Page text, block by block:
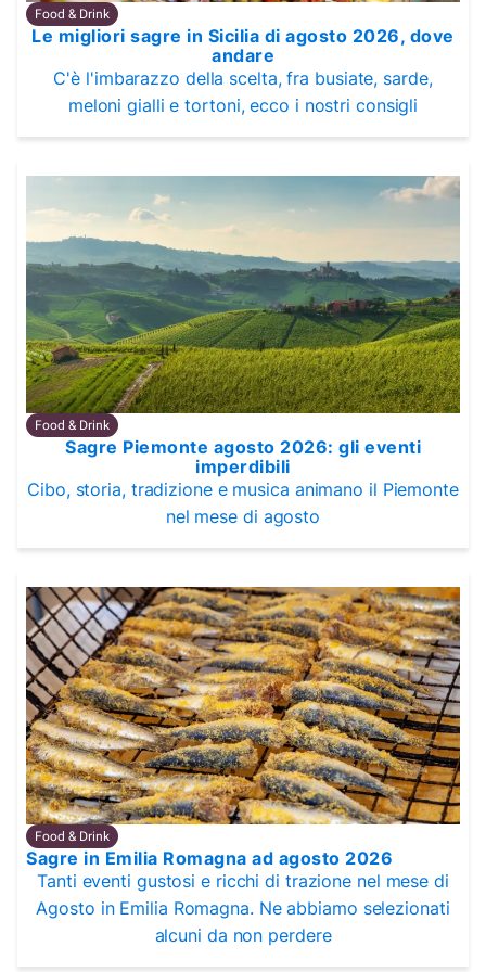
Food & Drink
Le migliori sagre in Sicilia di agosto 2026, dove
andare
C'è l'imbarazzo della scelta, fra busiate, sarde,
meloni gialli e tortoni, ecco i nostri consigli
Food & Drink
Sagre Piemonte agosto 2026: gli eventi
imperdibili
Cibo, storia, tradizione e musica animano il Piemonte
nel mese di agosto
Food & Drink
Sagre in Emilia Romagna ad agosto 2026
Tanti eventi gustosi e ricchi di trazione nel mese di
Agosto in Emilia Romagna. Ne abbiamo selezionati
alcuni da non perdere